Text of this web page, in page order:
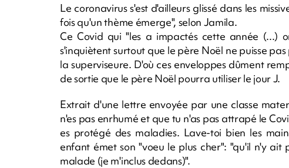
Le coronavirus s'est d'ailleurs glissé dans les
fois qu'un thème émerge", selon Jamila.
Ce Covid qui "les a impactés cette année (...)
s'inquiètent surtout que le père Noël ne puisse
la superviseure. D'où ces enveloppes dûment
de sortie que le père Noël pourra utiliser le jour J.
Extrait d'une lettre envoyée par une classe
n'es pas enrhumé et que tu n'as pas attrapé le
es protégé des maladies. Lave-toi bien les
enfant émet son "voeu le plus cher": "qu'il n'y
malade (je m'inclus dedans)".